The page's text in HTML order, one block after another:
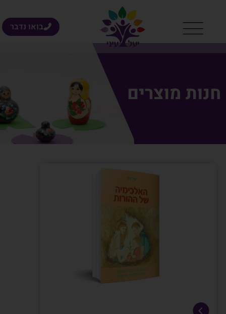
בואו נדבר
חנות מוצרים